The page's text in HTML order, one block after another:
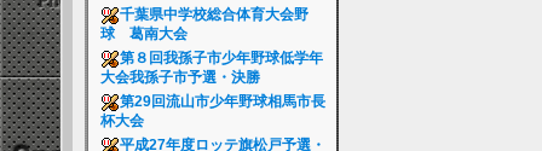
千葉県中学校総合体育大会野
球 葛南大会
第８回我孫子市少年野球低学年
大会我孫子市予選・決勝
第29回流山市少年野球相馬市長
杯大会
平成27年度ロッテ旗松戸予選・